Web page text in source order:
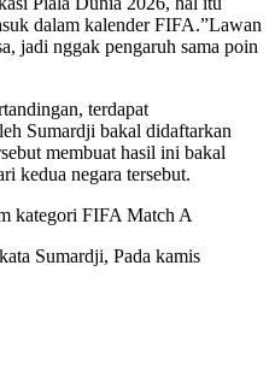
dalam kalender FIFA.”Lawan
jadi nggak pengaruh sama poin
terdapat
Sumardji bakal didaftarkan
membuat hasil ini bakal
kedua negara tersebut.
kategori FIFA Match A
Sumardji, Pada kamis